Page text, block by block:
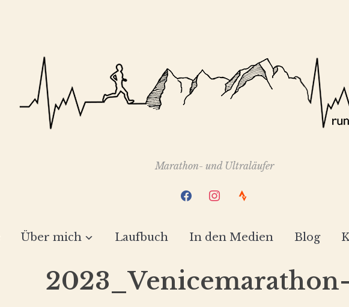
Marathon- und Ultraläufer
facebookinstagram
strava
Über mich Laufbuch In den Medien Blog